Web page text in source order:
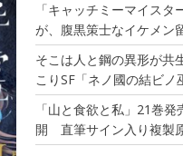
「キャッチミーマイス
が、腹黒策士なイケメン
そこは人と鋼の異形が共
こりSF「ネノ國の結ビノ
「山と食欲と私」21巻
開 直筆サイン入り複製